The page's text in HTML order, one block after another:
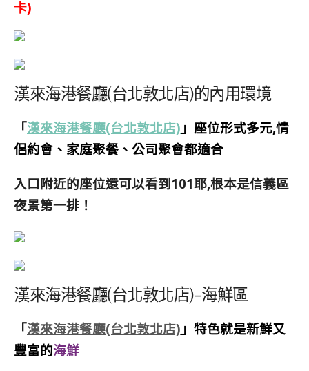
卡)
漢來海港餐廳(台北敦北店)的內用環境
「漢來海港餐廳(台北敦北店) 」座位形式多元,情
侶約會、家庭聚餐、公司聚會都適合
入口附近的座位還可以看到101耶,根本是信義區
夜景第一排！
漢來海港餐廳(台北敦北店)-海鮮區
「漢來海港餐廳(台北敦北店) 」特色就是新鮮又
豐富的海鮮